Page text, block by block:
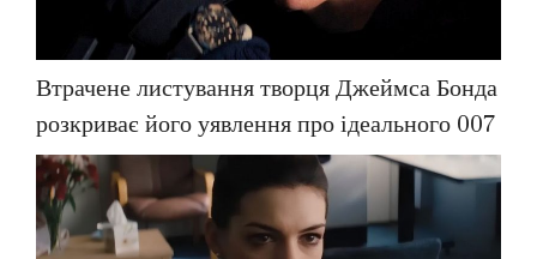
Втрачене листування творця Джеймса Бонда
розкриває його уявлення про ідеального 007